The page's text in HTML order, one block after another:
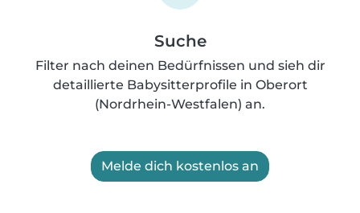
Suche
Filter nach deinen Bedürfnissen und sieh dir
detaillierte Babysitterprofile in Oberort
(Nordrhein-Westfalen) an.
Melde dich kostenlos an